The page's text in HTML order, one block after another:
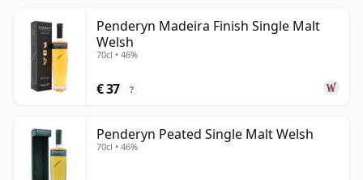
Penderyn Madeira Finish Single Malt
Welsh
70cl • 46%
€ 37 ?
Penderyn Peated Single Malt Welsh
70cl • 46%